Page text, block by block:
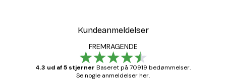
Kundeanmeldelser
FREMRAGENDE
4.3 ud af 5 stjerner Baseret på 70919 bedømmelser.
Se nogle anmeldelser her.